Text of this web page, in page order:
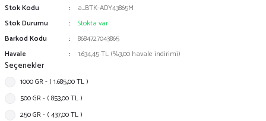
Stok Kodu
a_BTK-ADY43865M
Stok Durumu
Stokta var
Barkod Kodu
8684727043865
Havale
1.634,45 TL (%3,00 havale indirimi)
Seçenekler
1000 GR - ( 1.685,00 TL )
500 GR - ( 853,00 TL )
250 GR - ( 437,00 TL )